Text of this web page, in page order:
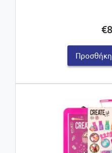
€
Προσθήκη